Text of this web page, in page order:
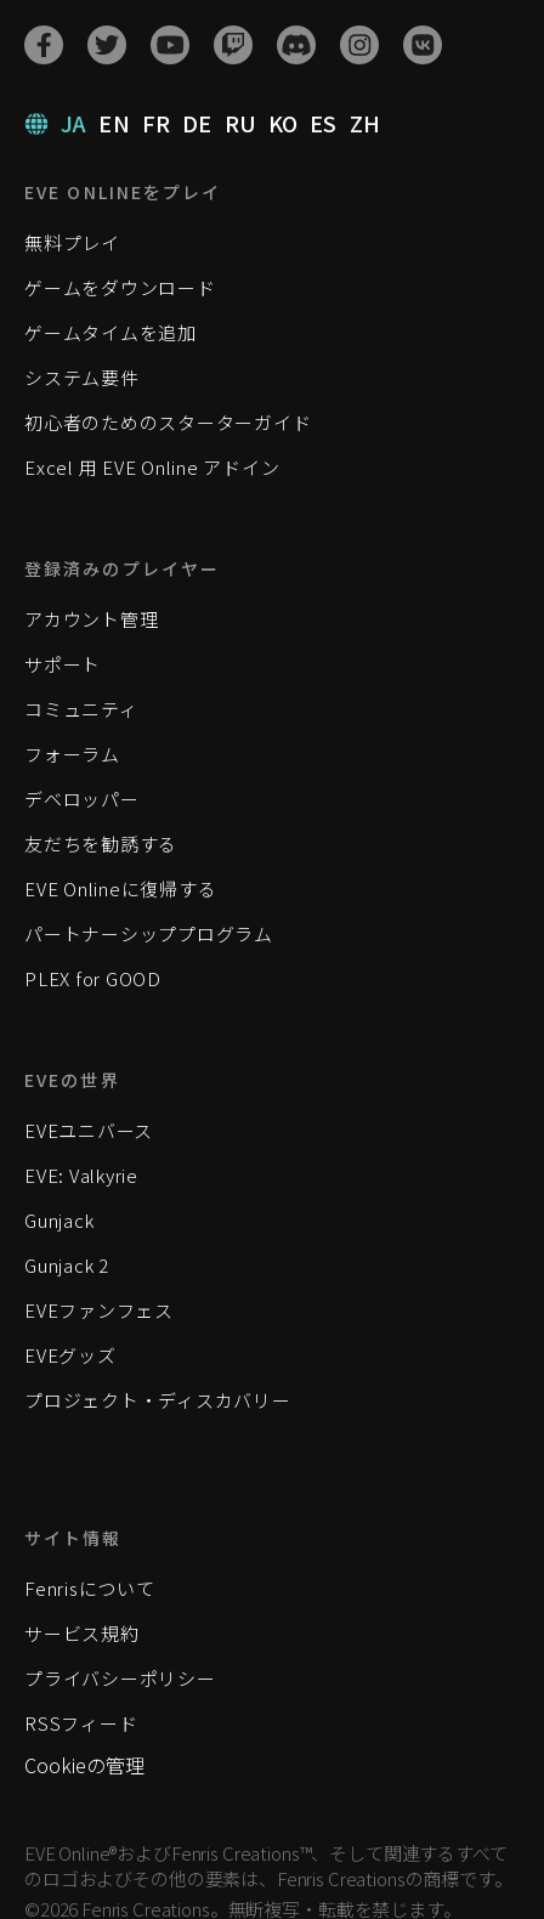
JA EN FR DE RU KO ES ZH
EVE ONLINEをプレイ
無料プレイ
ゲームをダウンロード
ゲームタイムを追加
システム要件
初心者のためのスターターガイド
Excel 用 EVE Online アドイン
登録済みのプレイヤー
アカウント管理
サポート
コミュニティ
フォーラム
デベロッパー
友だちを勧誘する
EVE Onlineに復帰する
パートナーシッププログラム
PLEX for GOOD
EVEの世界
EVEユニバース
EVE: Valkyrie
Gunjack
Gunjack 2
EVEファンフェス
EVEグッズ
プロジェクト・ディスカバリー
サイト情報
Fenrisについて
サービス規約
プライバシーポリシー
RSSフィード
Cookieの管理
EVE Online®およびFenris Creations™、そして関連するすべて
のロゴおよびその他の要素は、Fenris Creationsの商標です。
©2026 Fenris Creations。無断複写・転載を禁じます。